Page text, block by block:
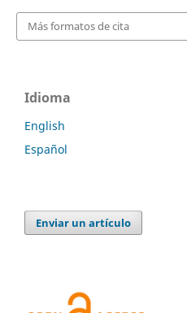
Más formatos de cita
Idioma
English
Español
Enviar un artículo